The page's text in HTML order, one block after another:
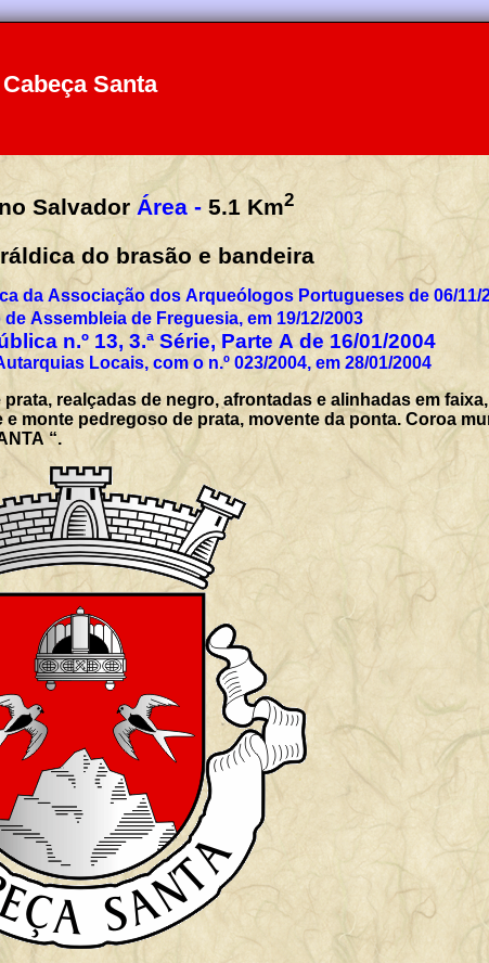
Cabeça Santa
Salvador Área - 5.1 Km2
do brasão e bandeira
da Associação dos Arqueólogos Portugueses de 06/11/
Assembleia de Freguesia, em 19/12/2003
n.º 13, 3.ª Série, Parte A de 16/01/2004
Locais, com o n.º 023/2004, em 28/01/2004
realçadas de negro, afrontadas e alinhadas em
monte pedregoso de prata, movente da ponta. Coroa
“.